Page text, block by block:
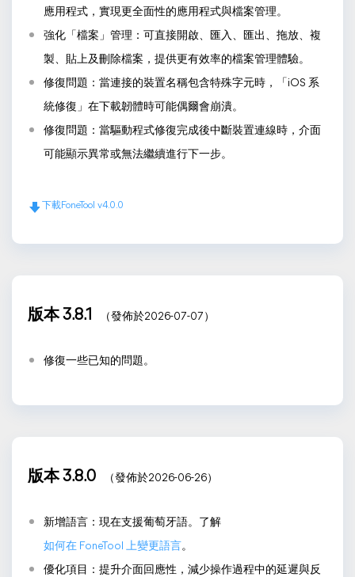
應用程式，實現更全面性的應用程式與檔案管理。
強化「檔案」管理：可直接開啟、匯入、匯出、拖放、複
製、貼上及刪除檔案，提供更有效率的檔案管理體驗。
修復問題：當連接的裝置名稱包含特殊字元時，「iOS 系
統修復」在下載韌體時可能偶爾會崩潰。
修復問題：當驅動程式修復完成後中斷裝置連線時，介面
可能顯示異常或無法繼續進行下一步。
下載FoneTool v4.0.0
版本 3.8.1 （發佈於2026-07-07）
修復一些已知的問題。
版本 3.8.0 （發佈於2026-06-26）
新增語言：現在支援葡萄牙語。了解
如何在 FoneTool 上變更語言 。
優化項目：提升介面回應性，減少操作過程中的延遲與反